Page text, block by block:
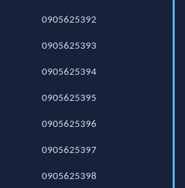
0905625392
0905625393
0905625394
0905625395
0905625396
0905625397
0905625398